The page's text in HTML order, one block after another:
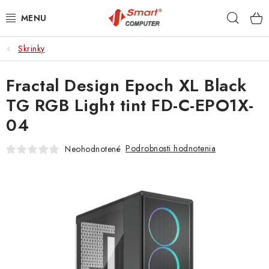
na
NOTEBOOKY
MOBILNÉ ZARIADENIA
PC A KOMPONENTY
PERIFÉRIE
Skrinky
Fractal Design Epoch XL Black
TG RGB Light tint FD-C-EPO1X-
04
Neohodnotené Podrobnosti hodnotenia